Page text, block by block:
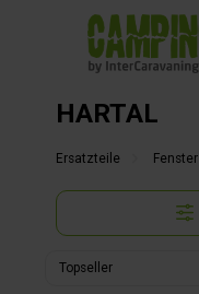
springen
HARTAL
Ersatzteile Fenster